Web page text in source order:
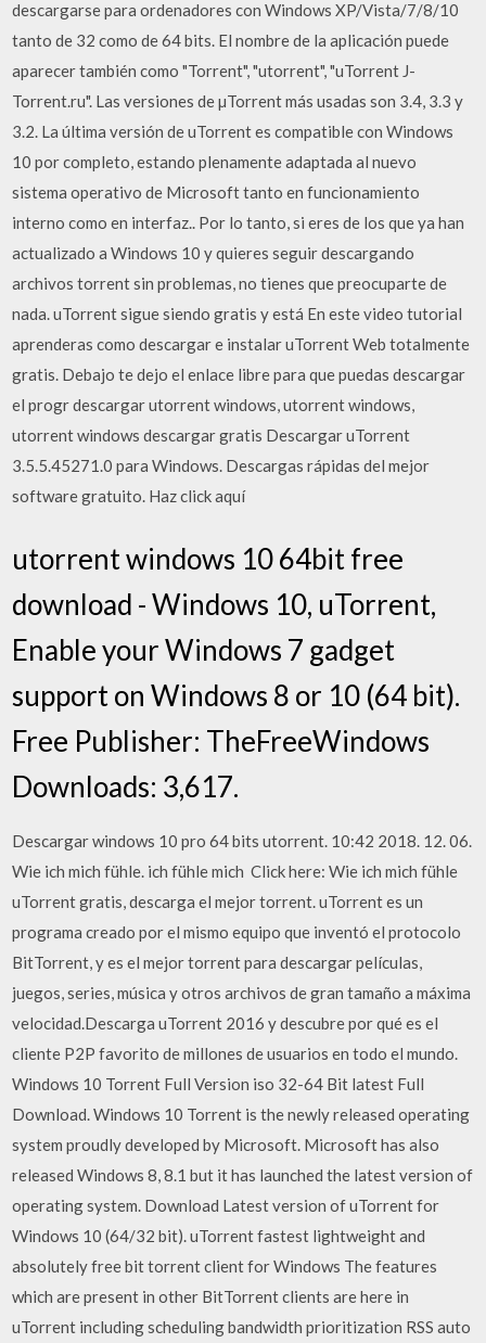
descargarse para ordenadores con Windows XP/Vista/7/8/10
tanto de 32 como de 64 bits. El nombre de la aplicación puede
aparecer también como "Torrent", "utorrent", "uTorrent J-
Torrent.ru". Las versiones de µTorrent más usadas son 3.4, 3.3 y
3.2. La última versión de uTorrent es compatible con Windows
10 por completo, estando plenamente adaptada al nuevo
sistema operativo de Microsoft tanto en funcionamiento
interno como en interfaz.. Por lo tanto, si eres de los que ya han
actualizado a Windows 10 y quieres seguir descargando
archivos torrent sin problemas, no tienes que preocuparte de
nada. uTorrent sigue siendo gratis y está En este video tutorial
aprenderas como descargar e instalar uTorrent Web totalmente
gratis. Debajo te dejo el enlace libre para que puedas descargar
el progr descargar utorrent windows, utorrent windows,
utorrent windows descargar gratis Descargar uTorrent
3.5.5.45271.0 para Windows. Descargas rápidas del mejor
software gratuito. Haz click aquí
utorrent windows 10 64bit free
download - Windows 10, uTorrent,
Enable your Windows 7 gadget
support on Windows 8 or 10 (64 bit).
Free Publisher: TheFreeWindows
Downloads: 3,617.
Descargar windows 10 pro 64 bits utorrent. 10:42 2018. 12. 06.
Wie ich mich fühle. ich fühle mich ️ Click here: Wie ich mich fühle
uTorrent gratis, descarga el mejor torrent. uTorrent es un
programa creado por el mismo equipo que inventó el protocolo
BitTorrent, y es el mejor torrent para descargar películas,
juegos, series, música y otros archivos de gran tamaño a máxima
velocidad.Descarga uTorrent 2016 y descubre por qué es el
cliente P2P favorito de millones de usuarios en todo el mundo.
Windows 10 Torrent Full Version iso 32-64 Bit latest Full
Download. Windows 10 Torrent is the newly released operating
system proudly developed by Microsoft. Microsoft has also
released Windows 8, 8.1 but it has launched the latest version of
operating system. Download Latest version of uTorrent for
Windows 10 (64/32 bit). uTorrent fastest lightweight and
absolutely free bit torrent client for Windows The features
which are present in other BitTorrent clients are here in
uTorrent including scheduling bandwidth prioritization RSS auto